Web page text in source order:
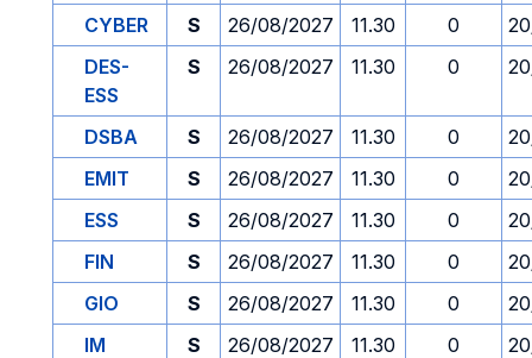
CYBER
S 26/08/2027 11.30 0
DES-
ESS
S 26/08/2027 11.30 0
DSBA S 26/08/2027 11.30 0
EMIT
S 26/08/2027 11.30 0
ESS
S 26/08/2027 11.30 0
FIN
S 26/08/2027 11.30 0
GIO
S 26/08/2027 11.30 0
IM
S 26/08/2027 11.30 0